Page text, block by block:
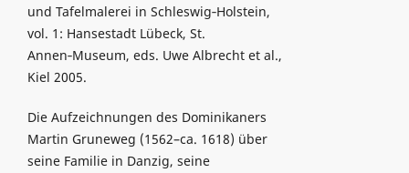
und Tafelmalerei in Schleswig‑Holstein,
vol. 1: Hansestadt Lübeck, St.
Annen‑Museum, eds. Uwe Albrecht et al.,
Kiel 2005.
Die Aufzeichnungen des Dominikaners
Martin Gruneweg (1562–ca. 1618) über
seine Familie in Danzig, seine